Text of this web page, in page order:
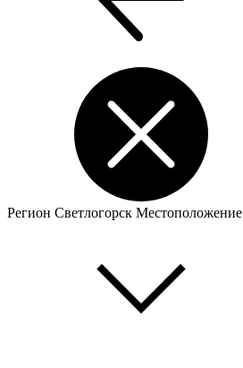
Регион Светлогорск Местоположение